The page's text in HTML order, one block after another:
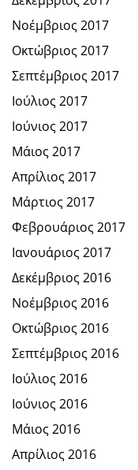
Νοέμβριος 2017
Οκτώβριος 2017
Σεπτέμβριος 2017
Ιούλιος 2017
Ιούνιος 2017
Μάιος 2017
Απρίλιος 2017
Μάρτιος 2017
Φεβρουάριος 2017
Ιανουάριος 2017
Δεκέμβριος 2016
Νοέμβριος 2016
Οκτώβριος 2016
Σεπτέμβριος 2016
Ιούλιος 2016
Ιούνιος 2016
Μάιος 2016
Απρίλιος 2016